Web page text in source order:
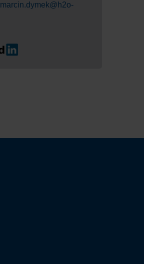
marcin.dymek@h2o-